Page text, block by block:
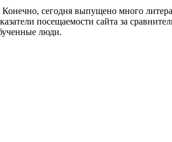
сегодня выпущено много
посещаемости сайта за
люди.